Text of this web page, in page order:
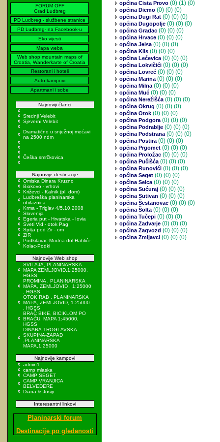
FORUM OFF
Grad Ludbreg
PD Ludbreg - službene stranice
PD Ludbreg- na Facebook-u
Eko vijesti
Mapa weba
Web shop mountain maps of
Croatia, Wanderkarte of Croatia
Restorani i hoteli
Auto kampovi
Apartmani i sobe
Najnoviji članci
Srednji Velebit
Sjeverni Velebit
Dramatično u snježnoj mećavi
na 2500 ndm
Češka smrčkovica
Najnovije destinacije
Omiska Dinara Kruzno
Biokovo - vrhovi
Križevci - Kalnik (pl. dom)
Ludbreška planinarska
obilaznica
Krma - Triglav 4/5.10.2008
Slovenija
Egeria put - Hrvatska - Iovia
Sveti Vid - otok Pag
Spilja pod Zir - om
ZIR
Podkilavac-Mudna dol-Hahlići-
Kolac-Podki
Najnovije Web shop
SVILAJA, PLANINARSKA
MAPA ZEMLJOVID,1:25000,
HGSS
PROMINA , PLANINARSKA
MAPA, ZEMLJOVID , 1:25000
, HGSS
OTOK RAB , PLANINARSKA
MAPA, ZEMLJOVID, 1:25000
, HGSS
BRAČ BIKE, BICIKLOM PO
BRAČU, MAPA 1:45000,
HGSS
DINARA-TROGLAVSKA
SKUPINA-ZAPAD
,PLANINARSKA
MAPA,1:25000
Najnovije kampovi
admin1
camp mlaska
CAMP SEGET
CAMP VRANJICA
BELVEDERE
Diana & Josip
Interesantni linkovi
Planinarski forum
Destinacije po gledanosti
općina Cista Provo (0) (1) (0)
općina Dicmo (0) (0) (0)
općina Dugi Rat (0) (0) (0)
općina Dugopolje (0) (0) (0)
općina Gradac (0) (0) (0)
općina Hrvace (0) (0) (0)
općina Jelsa(0) (0) (0)
općina Klis (0) (0) (0)
općina Lećevica(0) (0) (0)
općina Lokvičići (0) (0) (0)
općina Lovreć (0) (0) (0)
općina Marina(0) (0) (0)
općina Milna(0) (0) (0)
općina Muć (0) (0) (0)
općina Nerežišća(0) (0) (0)
općina Okrug (0) (0) (0)
općina Otok (0) (0) (0)
općina Podgora(0) (0) (0)
općina Podrablje (0) (0) (0)
općina Podstrana(0) (0) (0)
općina Postira(0) (0) (0)
općina Prgomet (0) (0) (0)
općina Proložac (0) (0) (0)
općina Pučišća(0) (0) (0)
općina Runovići (0) (0) (0)
općina Seget (0) (0) (0)
općina Selca(0) (0) (0)
općina Sućuraj (0) (0) (0)
općina Sutivan (0) (0) (0)
općina Šestanovac (0) (0) (0)
općina Šolta(0) (0) (0)
općina Tučepi (0) (0) (0)
općina Zadvarje (0) (0) (0)
općina Zagvozd (0) (0) (0)
općina Zmijavci (0) (0) (0)